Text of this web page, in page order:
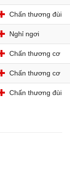
Chấn thương đùi
Nghỉ ngơi
Chấn thương cơ
Chấn thương cơ
Chấn thương đùi